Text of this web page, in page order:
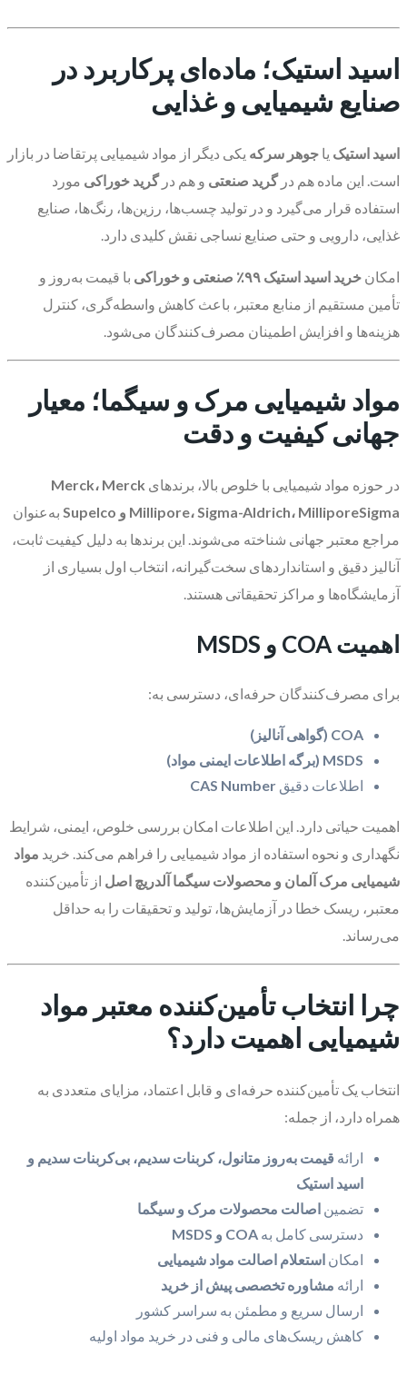
اسید استیک؛ ماده‌ای پرکاربرد در
صنایع شیمیایی و غذایی
اسید استیک یا جوهر سرکه یکی دیگر از مواد شیمیایی پرتقاضا در بازار
است. این ماده هم درگرید صنعتی و هم درگرید خوراکی مورد
استفاده قرار می‌گیرد و در تولید چسب‌ها، رزین‌ها، رنگ‌ها، صنایع
غذایی، دارویی و حتی صنایع نساجی نقش کلیدی دارد.
امکان خرید اسید استیک ۹۹٪ صنعتی و خوراکی
با قیمت به‌روز و
تأمین مستقیم از منابع معتبر، باعث کاهش واسطه‌گری، کنترل
هزینه‌ها و افزایش اطمینان مصرف‌کنندگان می‌شود.
مواد شیمیایی مرک و سیگما؛ معیار
جهانی کیفیت و دقت
در حوزه مواد شیمیایی با خلوص بالا، برندهای Merck، Merck
Millipore، Sigma-Aldrich، MilliporeSigma و Supelco
به‌عنوان
مراجع معتبر جهانی شناخته می‌شوند. این برندها به دلیل کیفیت ثابت،
آنالیز دقیق و استانداردهای سخت‌گیرانه، انتخاب اول بسیاری از
آزمایشگاه‌ها و مراکز تحقیقاتی هستند.
اهمیت COA و MSDS
برای مصرف‌کنندگان حرفه‌ای، دسترسی به:
COA (گواهی آنالیز)
MSDS (برگه اطلاعات ایمنی مواد)
اطلاعات دقیق CAS Number
اهمیت حیاتی دارد. این اطلاعات امکان بررسی خلوص، ایمنی، شرایط
نگهداری و نحوه استفاده از مواد شیمیایی را فراهم می‌کند. خرید مواد
شیمیایی مرک آلمان و محصولات سیگما آلدریچ اصل از تأمین‌کننده
معتبر، ریسک خطا در آزمایش‌ها، تولید و تحقیقات را به حداقل
می‌رساند.
چرا انتخاب تأمین‌کننده معتبر مواد
شیمیایی اهمیت دارد؟
انتخاب یک تأمین‌کننده حرفه‌ای و قابل اعتماد، مزایای متعددی به
همراه دارد، از جمله:
ارائه قیمت به‌روز متانول، کربنات سدیم، بی‌کربنات سدیم و
اسید استیک
تضمین اصالت محصولات مرک و سیگما
دسترسی کامل به COA و MSDS
امکان استعلام اصالت مواد شیمیایی
ارائه مشاوره تخصصی پیش از خرید
ارسال سریع و مطمئن به سراسر کشور
کاهش ریسک‌های مالی و فنی در خرید مواد اولیه